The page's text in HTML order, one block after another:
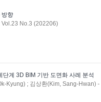
방향
Vol.23 No.3 (202206)
계 3D BIM 기반 도면화 사례 분석
Kyung) ; 김상환(Kim, Sang-Hwan)